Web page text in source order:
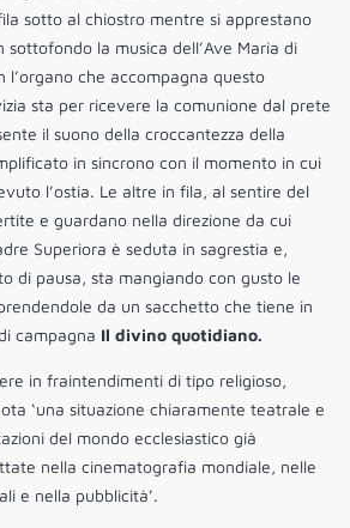
sotto al chiostro mentre si apprestano
sottofondo la musica dell’Ave Maria di
l’organo che accompagna questo
sta per ricevere la comunione dal prete
il suono della croccantezza della
in sincrono con il momento in cui
l’ostia. Le altre in fila, al sentire del
e guardano nella direzione da cui
Superiora è seduta in sagrestia e,
di pausa, sta mangiando con gusto le
da un sacchetto che tiene in
campagna Il divino quotidiano.
in fraintendimenti di tipo religioso,
‘una situazione chiaramente teatrale e
del mondo ecclesiastico già
nella cinematografia mondiale, nelle
e nella pubblicità’.